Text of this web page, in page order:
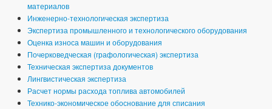
материалов
Инженерно-технологическая экспертиза
Экспертиза промышленного и технологического оборудования
Оценка износа машин и оборудования
Почерковедческая (графологическая) экспертиза
Техническая экспертиза документов
Лингвистическая экспертиза
Расчет нормы расхода топлива автомобилей
Технико-экономическое обоснование для списания